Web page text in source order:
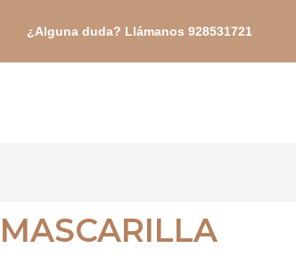
¿Alguna duda? Llámanos 928531721
MASCARILLA